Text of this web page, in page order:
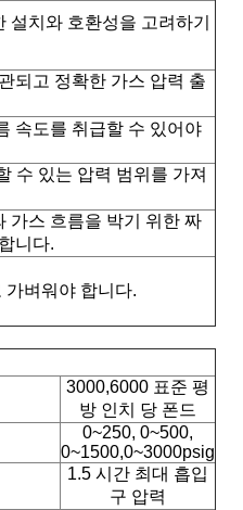
치와 호환성을 고려하기
되고 정확한 가스 압력 출
속도를 취급할 수 있어야
수 있는 압력 범위를 가져
가스 흐름을 박기 위한 짜
니다.
가벼워야 합니다.
3000,6000 표준 평
방 인치 당 폰드
0~250, 0~500,
0~1500,0~3000psig
1.5 시간 최대 흡입
구 압력